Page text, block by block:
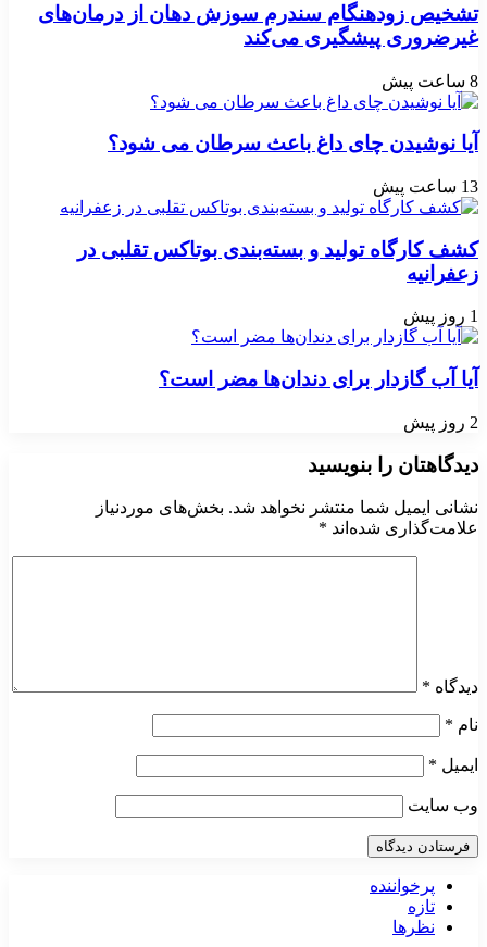
تشخیص زودهنگام سندرم سوزش دهان از درمان‌های
غیرضروری پیشگیری می‌کند
8 ساعت پیش
آیا نوشیدن چای داغ باعث سرطان می شود؟
13 ساعت پیش
کشف کارگاه تولید و بسته‌بندی بوتاکس تقلبی در
زعفرانیه
1 روز پیش
آیا آب گازدار برای دندان‌ها مضر است؟
2 روز پیش
دیدگاهتان را بنویسید
نشانی ایمیل شما منتشر نخواهد شد. بخش‌های موردنیاز
علامت‌گذاری شده‌اند *
دیدگاه *
نام *
ایمیل *
وب‌ سایت
پرخواننده
تازه
نظرها